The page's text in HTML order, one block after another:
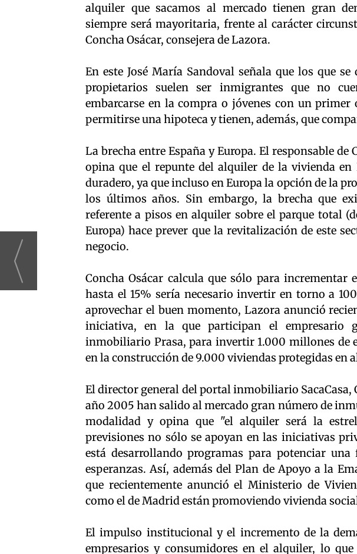
alquiler que sacamos al mercado tienen gran
siempre será mayoritaria, frente al carácter
Concha Osácar, consejera de Lazora.
En este José María Sandoval señala que los que
propietarios suelen ser inmigrantes que no
embarcarse en la compra o jóvenes con un primer
permitirse una hipoteca y tienen, además, que
La brecha entre España y Europa. El responsable
opina que el repunte del alquiler de la vivienda
duradero, ya que incluso en Europa la opción de la
los últimos años. Sin embargo, la brecha que
referente a pisos en alquiler sobre el parque total
Europa) hace prever que la revitalización de este
negocio.
Concha Osácar calcula que sólo para incrementar
hasta el 15% sería necesario invertir en torno a
aprovechar el buen momento, Lazora anunció
iniciativa, en la que participan el empresario
inmobiliario Prasa, para invertir 1.000 millones de
en la construcción de 9.000 viviendas protegidas en
El director general del portal inmobiliario SacaCasa,
año 2005 han salido al mercado gran número de
modalidad y opina que "el alquiler será la
previsiones no sólo se apoyan en las iniciativas
está desarrollando programas para potenciar
esperanzas. Así, además del Plan de Apoyo a la
que recientemente anunció el Ministerio de
como el de Madrid están promoviendo vivienda
El impulso institucional y el incremento de la
empresarios y consumidores en el alquiler, lo